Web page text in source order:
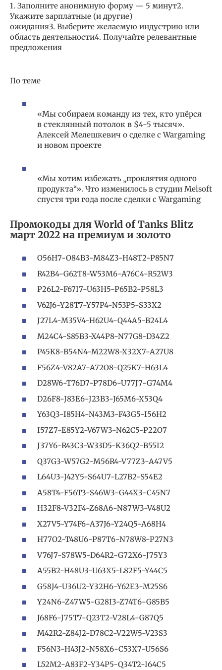
1. Заполните анонимную форму — 5 минут2.
Укажите зарплатные (и другие)
ожидания3. Выберите желаемую индустрию или
область деятельности4. Получайте релевантные
предложения​​
По теме
«Мы собираем команду из тех, кто упёрся
в стеклянный потолок в $4-5 тысяч».
Алексей Мелешкевич о сделке с Wargaming
и новом проекте
«Мы хотим избежать „проклятия одного
продукта“». Что изменилось в студии Melsoft
спустя три года после сделки с Wargaming
Промокоды для World of Tanks Blitz
март 2022 на премиум и золото
O56H7-O84B3-M84Z3-H48T2-P85N7
R42B4-G62T8-W53M6-A76C4-R52W3
P26L2-F67I7-U63H5-P65B2-P58L3
V62J6-Y28T7-Y57P4-N53P5-S33X2
J27L4-M35V4-H62U4-Q44A5-B24L4
M24C4-S85B3-X44P8-N77G8-D34Z2
P45K8-B54N4-M22W8-X32X7-A27U8
F56Z4-V82A7-A72O8-Q25K7-H63L4
D28W6-T76D7-P78D6-U77J7-G74M4
D26F8-J83E6-J23B3-J65M6-X53Q4
Y63Q3-I85H4-N43M3-F43G5-I56H2
I57Z7-E85Y2-V67W3-N62C5-P22O7
J37Y6-R43C3-W33D5-K36Q2-B55I2
Q37G3-W57G2-M56R4-V77Z3-A47V5
L64U3-J42Y5-S64U7-L27B2-S54E2
A58T4-F56T3-S46W3-G44X3-C45N7
H32F8-V32F4-Z68A6-N87W3-V48U2
X27V5-Y74F6-A37J6-Y24Q5-A68H4
H77O2-T48U6-P87T6-N78W8-P27N3
V76J7-S78W5-D64R2-G72X6-J75Y3
A55B2-H48U3-U63X5-L82F5-Y44C5
G58J4-U36U2-Y32H6-Y62E3-M25S6
Y24N6-Z47W5-G28I3-Z74T6-G85B5
J68F6-J75T7-Q23T2-V28L4-G87Q5
M42R2-Z84J2-D78C2-V22W5-V23S3
F56N3-H43J2-N58X6-C53X7-U56S6
L52M2-A83F2-Y34P5-Q34T2-I64C5